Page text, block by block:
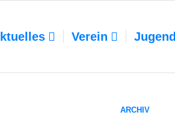
Verein Jugend
ARCHIV